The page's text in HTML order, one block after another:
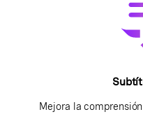
Mejora la